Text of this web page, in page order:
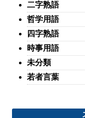
二字熟語
哲学用語
四字熟語
時事用語
未分類
若者言葉